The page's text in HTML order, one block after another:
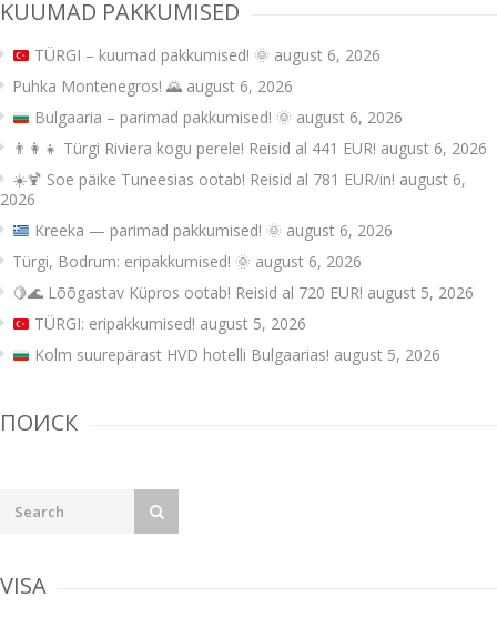
KUUMAD PAKKUMISED
TÜRGI – kuumad pakkumised! 🌞 august 6, 2026
Puhka Montenegros! 🌄 august 6, 2026
Bulgaaria – parimad pakkumised! 🌞 august 6, 2026
👨‍👩‍👧 Türgi Riviera kogu perele! Reisid al 441 EUR! august 6, 2026
☀️🍹 Soe päike Tuneesias ootab! Reisid al 781 EUR/in! august 6,
2026
Kreeka — parimad pakkumised! 🌞 august 6, 2026
Türgi, Bodrum: eripakkumised! 🌞 august 6, 2026
🍋🌊 Lõõgastav Küpros ootab! Reisid al 720 EUR! august 5, 2026
TÜRGI: eripakkumised! august 5, 2026
Kolm suurepärast HVD hotelli Bulgaarias! august 5, 2026
ПОИСК
VISA